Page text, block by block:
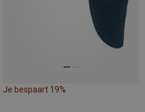
Je bespaart 19%